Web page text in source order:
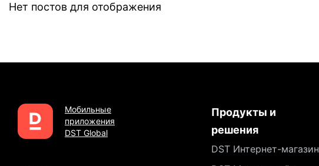
Нет постов для отображения
Мобильные
приложения
DST Global
Продукты и
решения
DST Интернет-магазин